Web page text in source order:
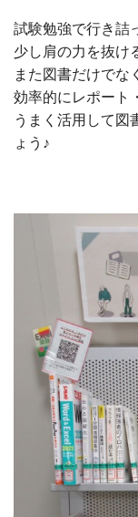
試験勉強で行き詰
少し肩の力を抜け
また図書だけでな
効率的にレポート
うまく活用して図
ょう♪